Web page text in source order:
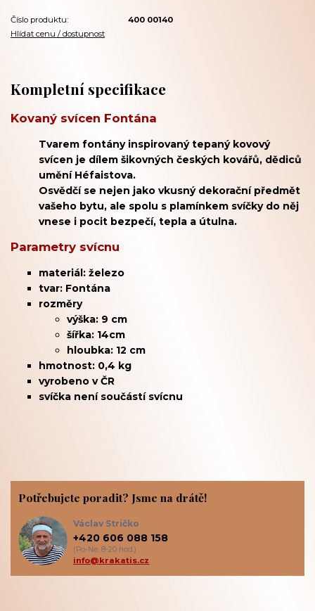
Číslo produktu:
400 00140
Hlídat cenu / dostupnost
Kompletní specifikace
Kovaný svícen Fontána
Tvarem fontány inspirovaný tepaný kovový
svícen je dílem šikovných českých kovářů, dědiců
umění Héfaistova.
Osvědčí se nejen jako vkusný dekorační předmět
vašeho bytu, ale spolu s plamínkem svíčky do něj
vnese i pocit bezpečí, tepla a útulna.
Parametry svícnu
materiál: železo
tvar: Fontána
rozměry
výška: 9 cm
šířka: 14cm
hloubka: 12 cm
hmotnost: 0,4 kg
vyrobeno v ČR
svíčka není součástí svícnu
Potřebujete poradit? Jsme na drátě!
Václav Stričko
+420 606 088 158
(Po-Ne, 8-20 hod.)
info@krakatis.cz